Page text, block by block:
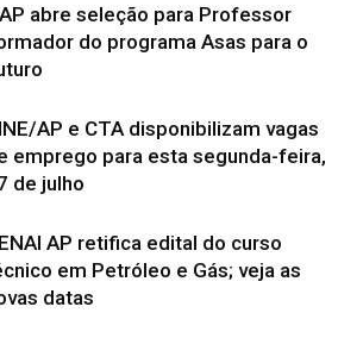
abre seleção para Professor
do programa Asas para o
AP e CTA disponibilizam vagas
emprego para esta segunda-feira,
de julho
AP retifica edital do curso
em Petróleo e Gás; veja as
datas